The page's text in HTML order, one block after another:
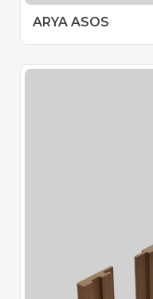
ARYA ASOS